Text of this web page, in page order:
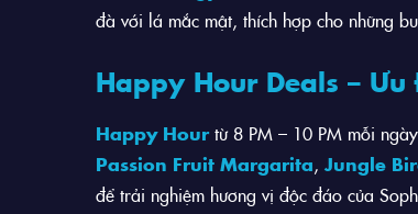
đà với lá mắc mật, thích hợp cho những
Happy Hour Deals –
Happy Hour từ 8 PM – 10 PM mỗi
Passion Fruit Margarita, Jungle
để trải nghiệm hương vị độc đáo của